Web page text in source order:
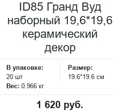
ID85 Гранд Вуд
наборный 19,6*19,6
керамический
декор
В упаковке:
20 шт
Размер:
19.6*19.6 см
Вес: 0.966 кг
1 620 руб.